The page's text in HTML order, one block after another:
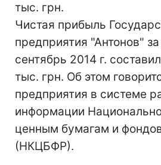
тыс. грн.
Чистая прибыль
предприятия "Антонов"
сентябрь 2014 г.
тыс. грн. Об этом
предприятия в системе
информации
ценным бумагам и
(НКЦБФР).